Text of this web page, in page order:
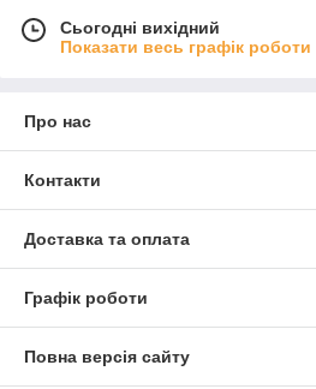
Сьогодні вихідний
Показати весь графік роботи
Про нас
Контакти
Доставка та оплата
Графік роботи
Повна версія сайту